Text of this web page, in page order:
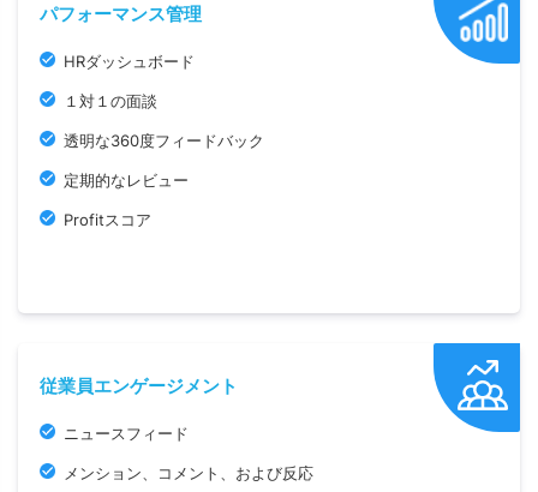
パフォーマンス管理
HRダッシュボード
１対１の面談
透明な360度フィードバック
定期的なレビュー
Profitスコア
従業員エンゲージメント
ニュースフィード
メンション、コメント、および反応